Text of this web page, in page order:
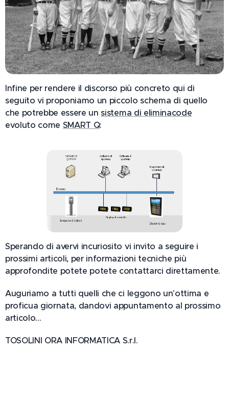
Infine per rendere il discorso più concreto qui di
seguito vi proponiamo un piccolo schema di quello
che potrebbe essere unsistema di eliminacode
evoluto come SMART Q:
Sperando di avervi incuriosito vi invito a seguire i
prossimi articoli, per informazioni tecniche più
approfondite potete potete contattarci direttamente.
Auguriamo a tutti quelli che ci leggono un'ottima e
proficua giornata, dandovi appuntamento al prossimo
articolo…
TOSOLINI ORA INFORMATICA S.r.l.